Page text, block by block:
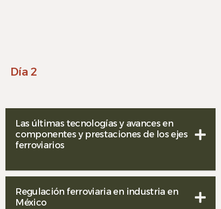
Día 2
Las últimas tecnologías y avances en
componentes y prestaciones de los ejes
ferroviarios
Regulación ferroviaria en industria en
México